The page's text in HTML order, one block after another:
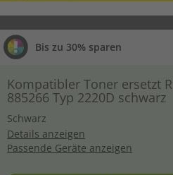
Bis zu 30% sparen
Kompatibler Toner ersetzt
885266 Typ 2220D schwarz
Schwarz
Details anzeigen
Passende Geräte anzeigen